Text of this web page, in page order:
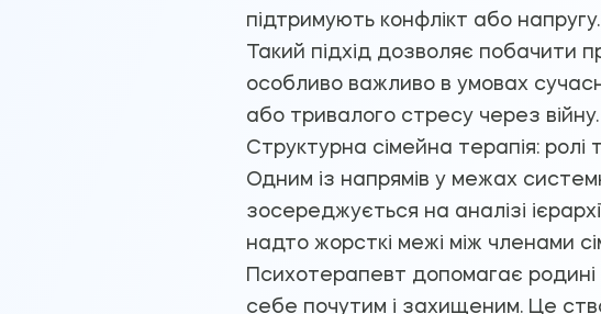
підтримують конфлікт або напругу.
Такий підхід дозволяє побачити
особливо важливо в умовах
або тривалого стресу через війну.
Структурна сімейна терапія: ролі
Одним із напрямів у межах
зосереджується на аналізі
надто жорсткі межі між членами
Психотерапевт допомагає
себе почутим і захищеним. Це